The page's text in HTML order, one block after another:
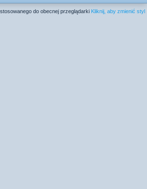
do obecnej przeglądarki Kliknij, aby zmienić styl